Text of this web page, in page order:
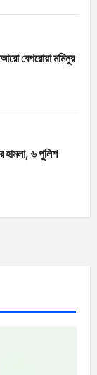
বেপরোয়া মমিনুর
হামলা, ৬ পুলিশ